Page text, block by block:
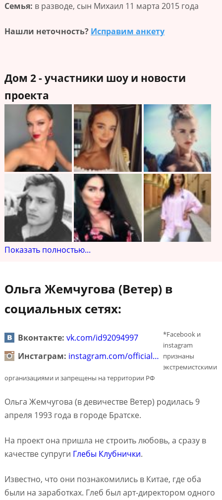
Семья: в разводе, сын Михаил 11 марта 2015 года
Нашли неточность? Исправим анкету
Дом 2 - участники шоу и новости
проекта
Показать полностью...
Ольга Жемчугова (Ветер) в
социальных сетях:
Вконтакте: vk.com/id92094997
Инстаграм: instagram.com/official…
*Facebook и
instagram
признаны
экстремистскими
организациями и запрещены на территории РФ
Ольга Жемчугова (в девичестве Ветер) родилась 9
апреля 1993 года в городе Братске.
На проект она пришла не строить любовь, а сразу в
качестве супруги Глебы Клубнички.
Известно, что они познакомились в Китае, где оба
были на заработках. Глеб был арт-директором одного